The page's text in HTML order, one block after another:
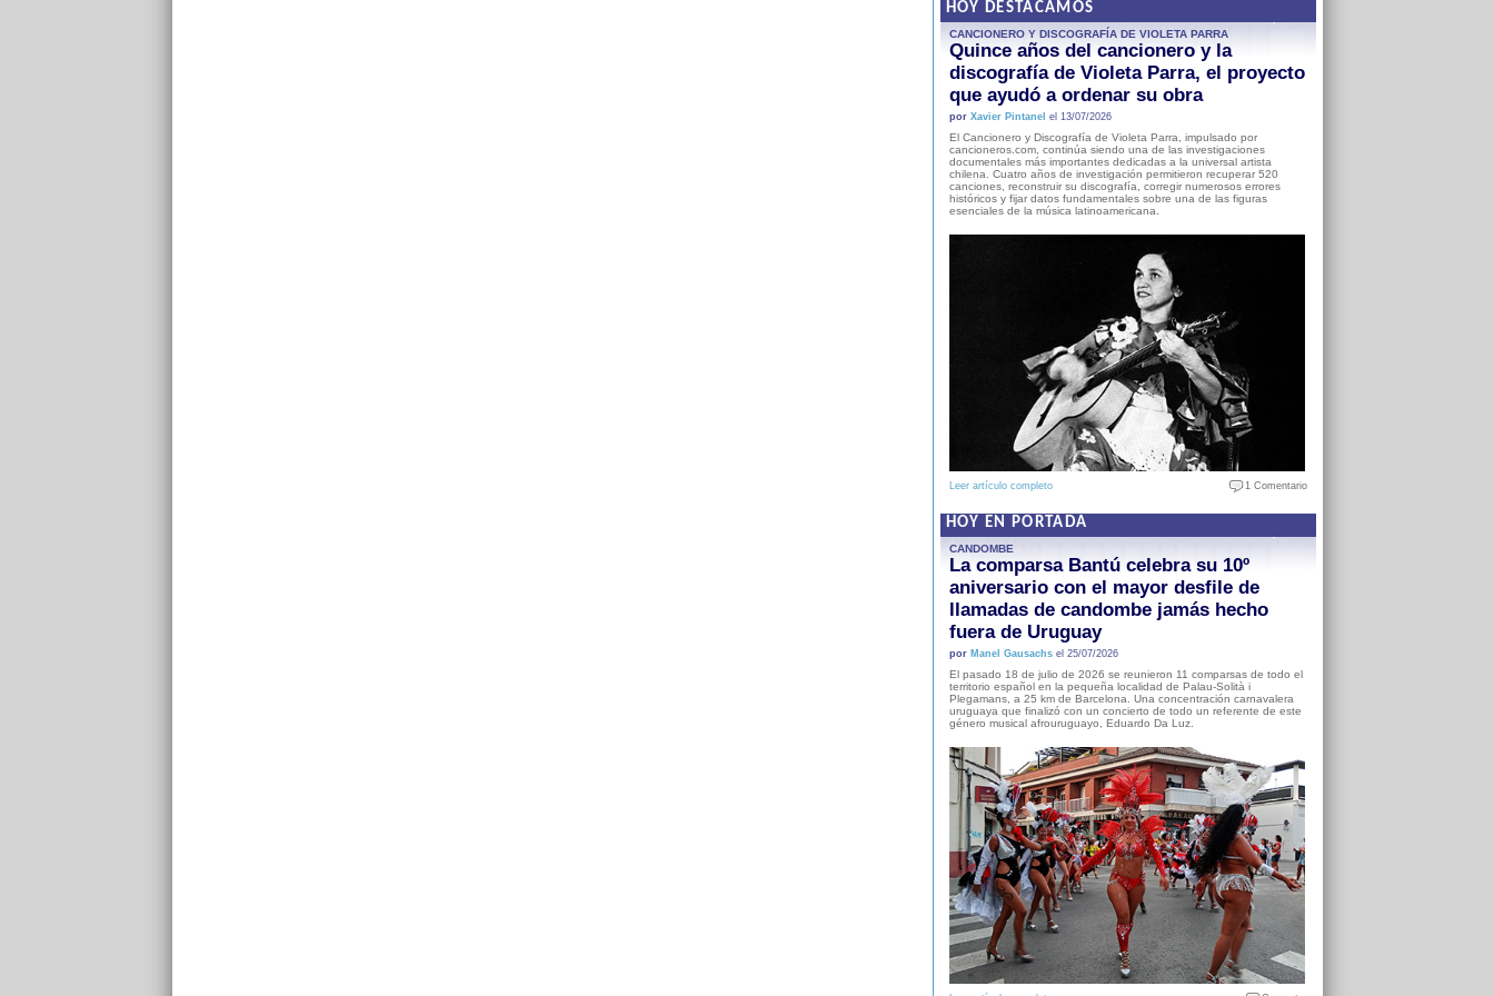
HOY DESTACAMOS
CANCIONERO Y DISCOGRAFÍA DE VIOLETA PARRA
Quince años del cancionero y la
discografía de Violeta Parra, el proyecto
que ayudó a ordenar su obra
por Xavier Pintanel el 13/07/2026
El Cancionero y Discografía de Violeta Parra, impulsado por
cancioneros.com, continúa siendo una de las investigaciones
documentales más importantes dedicadas a la universal artista
chilena. Cuatro años de investigación permitieron recuperar 520
canciones, reconstruir su discografía, corregir numerosos errores
históricos y fijar datos fundamentales sobre una de las figuras
esenciales de la música latinoamericana.
Leer artículo completo 1 Comentario
HOY EN PORTADA
CANDOMBE
La comparsa Bantú celebra su 10º
aniversario con el mayor desfile de
llamadas de candombe jamás hecho
fuera de Uruguay
por Manel Gausachsel 25/07/2026
El pasado 18 de julio de 2026 se reunieron 11 comparsas de todo el
territorio español en la pequeña localidad de Palau-Solità i
Plegamans, a 25 km de Barcelona. Una concentración carnavalera
uruguaya que finalizó con un concierto de todo un referente de este
género musical afrouruguayo, Eduardo Da Luz.